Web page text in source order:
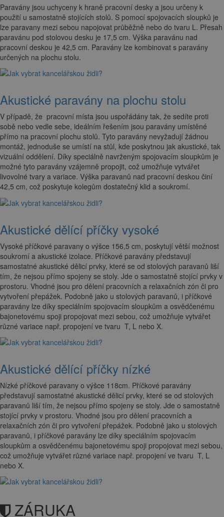
Paravány jsou uchyceny k hraně pracovní desky a jsou určeny k
použití u samostatně stojících stolů. S pomocí spojovacích sloupků je
lze paravany mezi sebou napojovat průběžně nebo do tvaru L. Přesah
paravánu pod stolovou desku je 17,5 cm. Výška paravánu nad
pracovní deskou je 42,5 cm. Paravány lze kombinovat s paravány
určených na plochu stolu.
Akustické paravány na plochu stolu
V případě, že pracovní místa jsou uspořádány tak, že sedíte proti
sobě nebo vedle sebe, ideálním řešením jsou paravány umístěné
přímo na pracovní plochu stolů. Tyto paravány nevyžadují žádnou
montáž, jednoduše se umístí na stůl, kde poskytnou jak akustické, tak
vizuální oddělení. Díky speciálně navrženým spojovacím sloupkům je
možné tyto paravány vzájemně propojit, což umožňuje vytvářet
livovolné tvary a variace. Výška paravanů nad pracovní deskou činí
42,5 cm, což poskytuje kolegům dostatečný klid a soukromí.
Akustické dělící příčky vysoké
Vysoké příčkové paravany o výšce 156,5 cm, poskytují větší možnost
soukromí a akustické izolace. Příčkové paravány představují
samostatné akustické dělicí prvky, které se od stolových paravanů liší
tím, že nejsou přímo spojeny se stoly. Jde o samostatně stojící prvky v
prostoru. Vhodné jsou pro dělení pracovních a relaxačních zón či pro
vytvoření přepážek. Podobně jako u stolových paravanů, i příčkové
paravány lze díky speciálním spojovacím sloupkům a osvědčenému
bajonetovému spoji propojovat mezi sebou, což umožňuje vytvářet
různé variace např. propojení ve tvaru T, L nebo X.
Akustické dělící příčky nízké
Nízké příčkové paravany o výšce 118cm. Příčkové paravány
představují samostatné akustické dělicí prvky, které se od stolových
paravanů liší tím, že nejsou přímo spojeny se stoly. Jde o samostatně
stojící prvky v prostoru. Vhodné jsou pro dělení pracovních a
relaxačních zón či pro vytvoření přepážek. Podobně jako u stolových
paravanů, i příčkové paravány lze díky speciálním spojovacím
sloupkům a osvědčenému bajonetovému spoji propojovat mezi sebou,
což umožňuje vytvářet různé variace např. propojení ve tvaru T, L
nebo X.
ZÁRUKA